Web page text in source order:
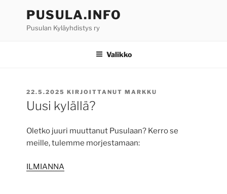
sisältöönPUSULA.INFO
Pusulan Kyläyhdistys ry
Valikko
JULKAISTU
22.5.2025 KIRJOITTANUTMARKKU
Uusi kylällä?
Oletko juuri muuttanut Pusulaan? Kerro se
meille, tulemme morjestamaan:
ILMIANNA